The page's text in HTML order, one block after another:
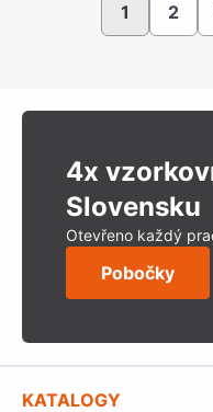
1 2
4x
Slovensku
Otevřeno každý
Pobočky
KATALOGY